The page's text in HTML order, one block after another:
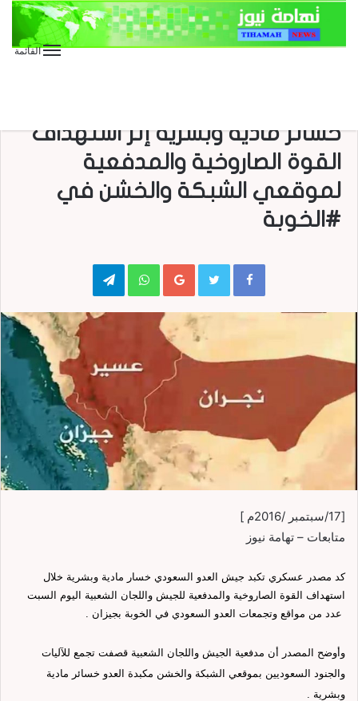
القائمة
خسائر مادية وبشرية إثر استهداف
القوة الصاروخية والمدفعية
لموقعي الشبكة والخشن في
#الخوبة
Google+
WhatsApp
Telegram
[17/سبتمبر /2016م ]
متابعات – تهامة نيوز
كد مصدر عسكري تكبد جيش العدو السعودي خسار مادية وبشرية خلال
استهداف القوة الصاروخية والمدفعية للجيش واللجان الشعبية اليوم السبت
عدد من مواقع وتجمعات العدو السعودي في الخوبة بجيزان .
وأوضح المصدر أن مدفعية الجيش واللجان الشعبية قصفت تجمع للآليات
والجنود السعوديين بموقعي الشبكة والخشن مكبدة العدو خسائر مادية
وبشرية .